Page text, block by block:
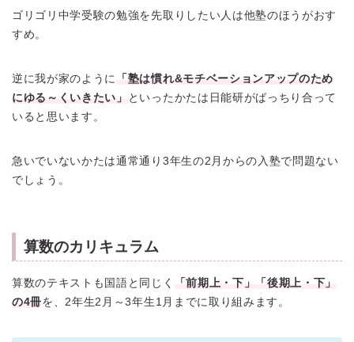
ゴリゴリ中学受験の勉強を先取りしたい人は他塾のほうがおす
すめ。
逆に我が家のように
「塾は慣れ&モチベーションアップのため
にゆる～くいきたい」
といったかたは日能研がばっちり合って
いると思います。
急いでいないかたは通常通り3年生の2月からの入塾で問題ない
でしょう。
算数のカリキュラム
算数のテキストも国語と同じく
「前期上・下」「後期上・下」
の4冊を、2年生2月～3年生1月までに取り組みます。